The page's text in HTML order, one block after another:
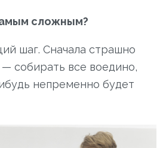
сложным?
шаг. Сначала страшно
— собирать все воедино,
непременно будет